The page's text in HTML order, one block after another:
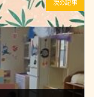
次の記事